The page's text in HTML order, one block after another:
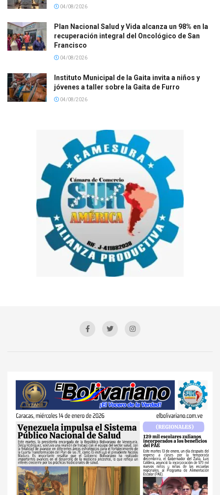
04/08/2026
Plan Nacional Salud y Vida alcanza un 98% en la
recuperación integral del Oncológico de San
Francisco
04/08/2026
Instituto Municipal de la Gaita invita a niños y
jóvenes a taller sobre la Gaita de Furro
04/08/2026